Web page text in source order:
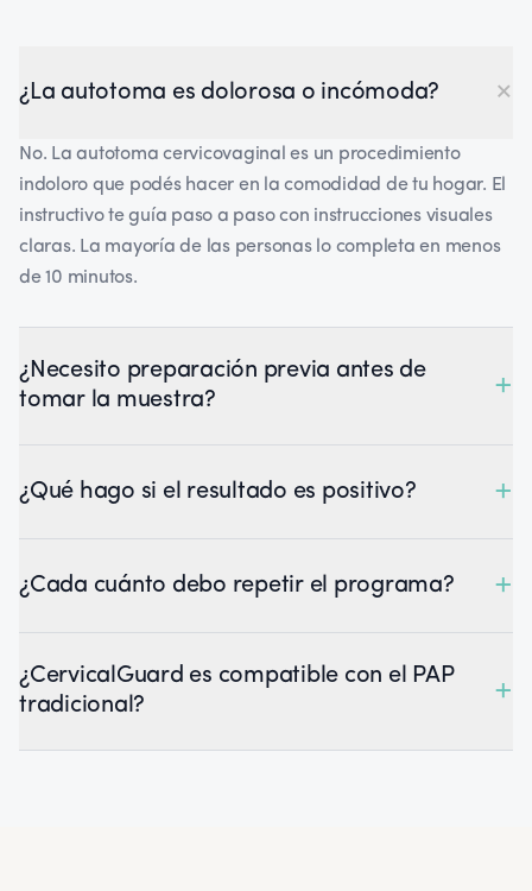
¿La autotoma es dolorosa o incómoda? ×
No. La autotoma cervicovaginal es un procedimiento
indoloro que podés hacer en la comodidad de tu hogar. El
instructivo te guía paso a paso con instrucciones visuales
claras. La mayoría de las personas lo completa en menos
de 10 minutos.
¿Necesito preparación previa antes de
tomar la muestra?
+
¿Qué hago si el resultado es positivo? +
¿Cada cuánto debo repetir el programa? +
¿CervicalGuard es compatible con el PAP
tradicional?
+